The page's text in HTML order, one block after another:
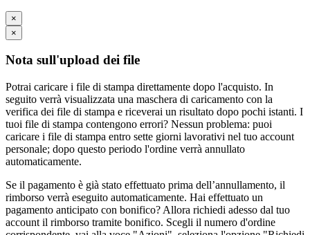
×
×
Nota sull'upload dei file
Potrai caricare i file di stampa direttamente dopo l'acquisto. In
seguito verrà visualizzata una maschera di caricamento con la
verifica dei file di stampa e riceverai un risultato dopo pochi istanti. I
tuoi file di stampa contengono errori? Nessun problema: puoi
caricare i file di stampa entro sette giorni lavorativi nel tuo account
personale; dopo questo periodo l'ordine verrà annullato
automaticamente.
Se il pagamento è già stato effettuato prima dell’annullamento, il
rimborso verrà eseguito automaticamente. Hai effettuato un
pagamento anticipato con bonifico? Allora richiedi adesso dal tuo
account il rimborso tramite bonifico. Scegli il numero d'ordine